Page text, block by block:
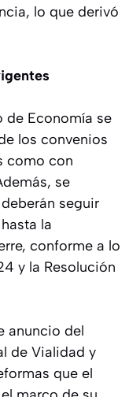
lo que derivó
de Economía se
los convenios
como con
se
seguir
la
conforme a lo
y la Resolución
anuncio del
de Vialidad y
que el